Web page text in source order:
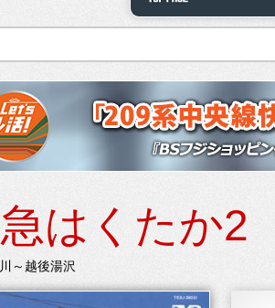
はくたか2
～越後湯沢